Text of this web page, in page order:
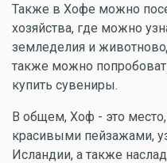
Также в Хофе можно
хозяйства, где можно
земледелия и
также можно
купить сувениры.
В общем, Хоф - это
красивыми пейзажами,
Исландии, а также